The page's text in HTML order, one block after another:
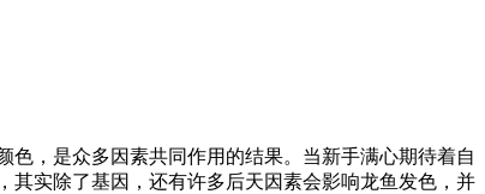
，是众多因素共同作用的结果。当新手满心期待着自
其实除了基因，还有许多后天因素会影响龙鱼发色，并